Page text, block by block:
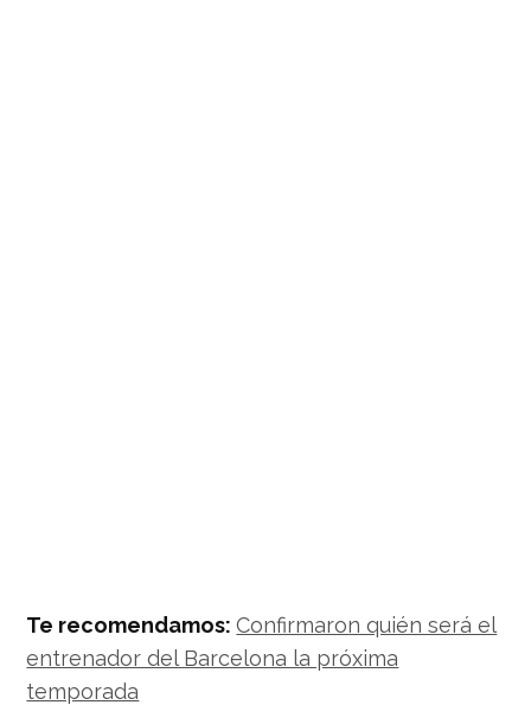
Te recomendamos:Confirmaron quién será el
entrenador del Barcelona la próxima
temporada